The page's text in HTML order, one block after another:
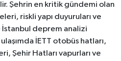
Şehrin en kritik gündemi olan
riskli yapı duyuruları ve
deprem analizi
İETT otobüs hatları,
Şehir Hatları vapurları ve